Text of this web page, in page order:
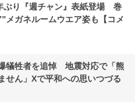
ぶり『週チャン』表紙登場 巻
メガネルームウエア姿も【コメ
犠牲者を追悼 地震対応で「熊
せん」Xで平和への思いつづる